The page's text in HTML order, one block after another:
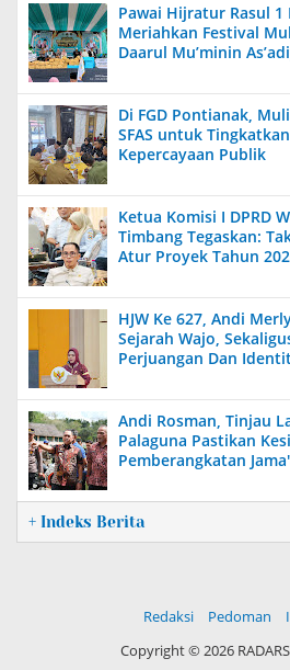
Pawai Hijratur Rasul 1
Meriahkan Festival
Daarul Mu’minin
Di FGD Pontianak,
SFAS untuk
Kepercayaan Publik
Ketua Komisi I DPRD
Timbang Tegaskan:
Atur Proyek Tahun
HJW Ke 627, Andi
Sejarah Wajo,
Perjuangan Dan
Andi Rosman, Tinjau
Palaguna Pastikan
Pemberangkatan
+ Indeks Berita
Redaksi Pedoman
Copyright ©2026